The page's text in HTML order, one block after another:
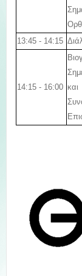
13:45 - 14:15
14:15 - 16:00 και